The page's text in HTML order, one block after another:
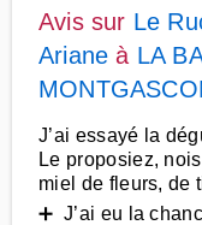
Avis sur Le
Ariane à LA
J’ai essayé la
Le proposiez,
miel de fleurs, de
➕ J’ai eu la